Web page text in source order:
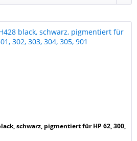
schwarz, pigmentiert für HP 62, 300,